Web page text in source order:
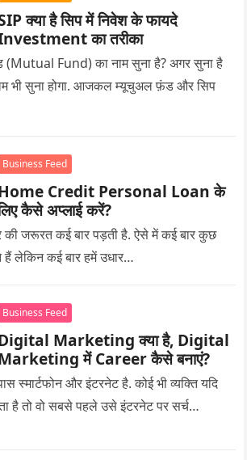
क्या है सिप में निवेश के फायदे
का तरीका
Fund) का नाम सुना है? अगर सुना है
भी सुना होगा. आजकल म्यूचुअल फ़ंड और सिप
Business Feed
Credit Personal Loan के
कैसे अप्लाई करें?
की जरूरत कई बार पड़ती है. ऐसे में कई बार कुछ
हैं लेकिन कई बार हमें उधार…
Business Feed
Marketing क्या है, Digital
में Career कैसे बनाएं?
और इंटरनेट है. कोई भी व्यक्ति यदि
है तो वो सबसे पहले उसे इंटरनेट पर सर्च…